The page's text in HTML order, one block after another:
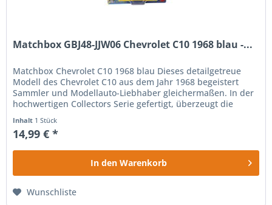
Matchbox GBJ48-JJW06 Chevrolet C10 1968 blau -...
Matchbox Chevrolet C10 1968 blau Dieses detailgetreue
Modell des Chevrolet C10 aus dem Jahr 1968 begeistert
Sammler und Modellauto-Liebhaber gleichermaßen. In der
hochwertigen Collectors Serie gefertigt, überzeugt die
Inhalt 1 Stück
14,99 € *
In den Warenkorb
Wunschliste